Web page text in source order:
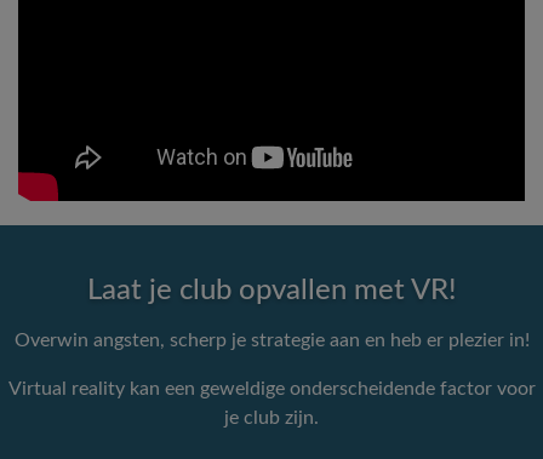
Laat je club opvallen met VR!
Overwin angsten, scherp je strategie aan en heb er plezier in!
Virtual reality kan een geweldige onderscheidende factor voor
je club zijn.